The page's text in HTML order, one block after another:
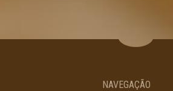
NAVEGAÇÃO